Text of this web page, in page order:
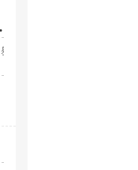
舉